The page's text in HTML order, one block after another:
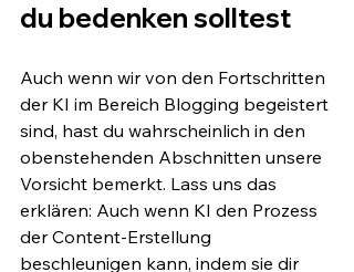
du bedenken solltest
Auch wenn wir von den Fortschritten
der KI im Bereich Blogging begeistert
sind, hast du wahrscheinlich in den
obenstehenden Abschnitten unsere
Vorsicht bemerkt. Lass uns das
erklären: Auch wenn KI den Prozess
der Content-Erstellung
beschleunigen kann, indem sie dir